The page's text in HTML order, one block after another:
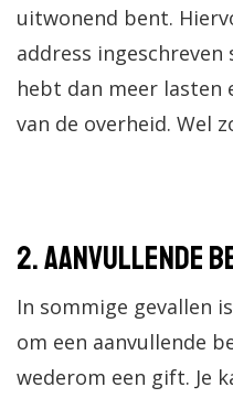
uitwonend bent.
address ingeschreven
hebt dan meer lasten
van de overheid. Wel
2. Aanvullende
In sommige gevallen
om een aanvullende
wederom een gift. Je